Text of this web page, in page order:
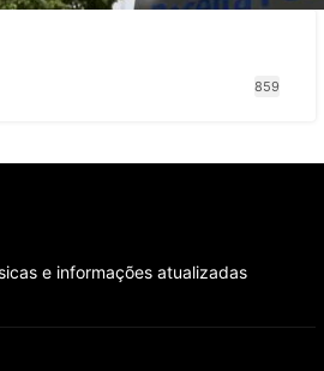
859
e informações atualizadas